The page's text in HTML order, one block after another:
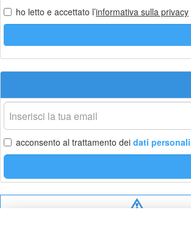
ho letto e accettato l’informativa sulla privacy
La
tua
email
acconsento al trattamento dei dati personali